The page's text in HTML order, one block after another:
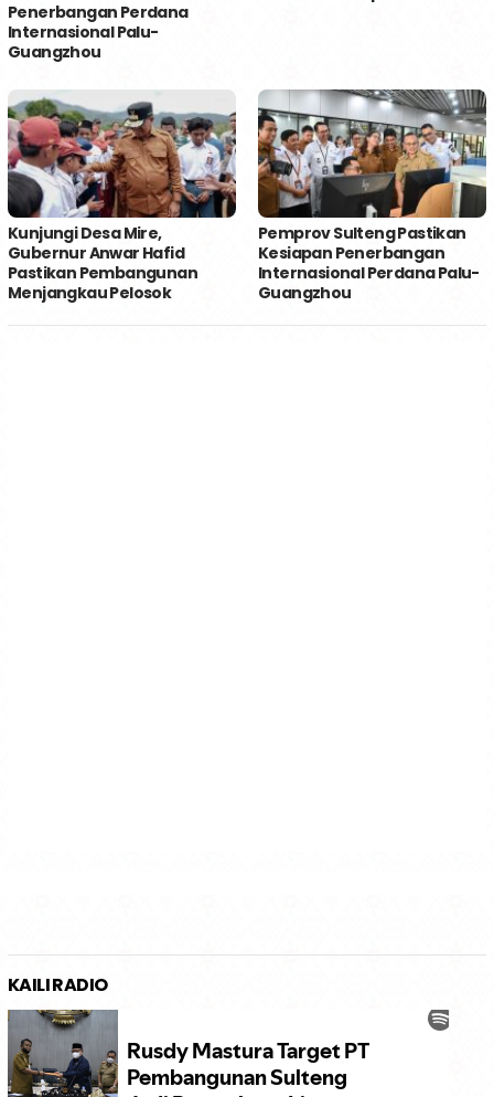
Penerbangan Perdana
Internasional Palu-
Guangzhou
Kunjungi Desa Mire,
Gubernur Anwar Hafid
Pastikan Pembangunan
Menjangkau Pelosok
Pemprov Sulteng Pastikan
Kesiapan Penerbangan
Internasional Perdana Palu-
Guangzhou
KAILI RADIO